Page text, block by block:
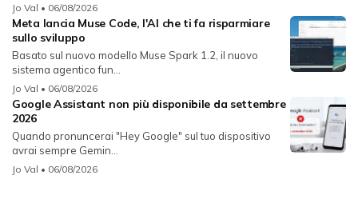
Jo Val • 06/08/2026
Meta lancia Muse Code, l'AI che ti fa risparmiare
sullo sviluppo
Basato sul nuovo modello Muse Spark 1.2, il nuovo
sistema agentico fun...
Jo Val • 06/08/2026
Google Assistant non più disponibile da settembre
2026
Quando pronuncerai "Hey Google" sul tuo dispositivo
avrai sempre Gemin...
Jo Val • 06/08/2026